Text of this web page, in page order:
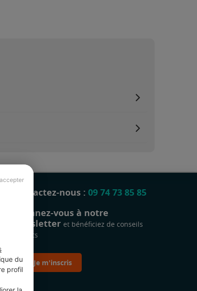
du
profil
Contactez-nous : 09 74 73 85 85
Abonnez-vous à notre
newsletter et bénéficiez de conseils
gratuits
Je m'inscris